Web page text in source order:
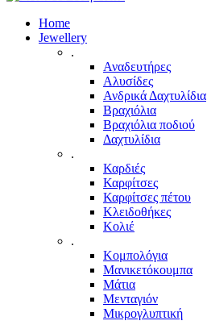
Home
Jewellery
.
Αναδευτήρες
Αλυσίδες
Ανδρικά Δαχτυλίδια
Βραχιόλια
Βραχιόλια ποδιού
Δαχτυλίδια
.
Καρδιές
Καρφίτσες
Καρφίτσες πέτου
Κλειδοθήκες
Κολιέ
.
Κομπολόγια
Μανικετόκουμπα
Μάτια
Μενταγιόν
Μικρογλυπτική